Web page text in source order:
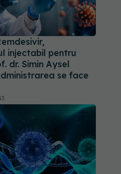
injectabil pentru
dr. Simin Aysel
se face